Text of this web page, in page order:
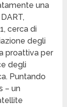
una
cerca di
degli
proattiva per
degli
Puntando
– un